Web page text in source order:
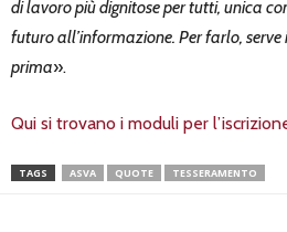
di lavoro più dignitose per tutti, unica
futuro all’informazione. Per farlo,
prima».
Qui si trovano i moduli per
TAGS ASVA QUOTE TESSERAMENTO